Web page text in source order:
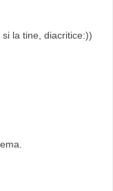
la tine, diacritice:))